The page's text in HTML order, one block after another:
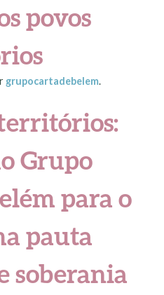
povos
grupocartadebelem.
Grupo
para o
pauta
soberania